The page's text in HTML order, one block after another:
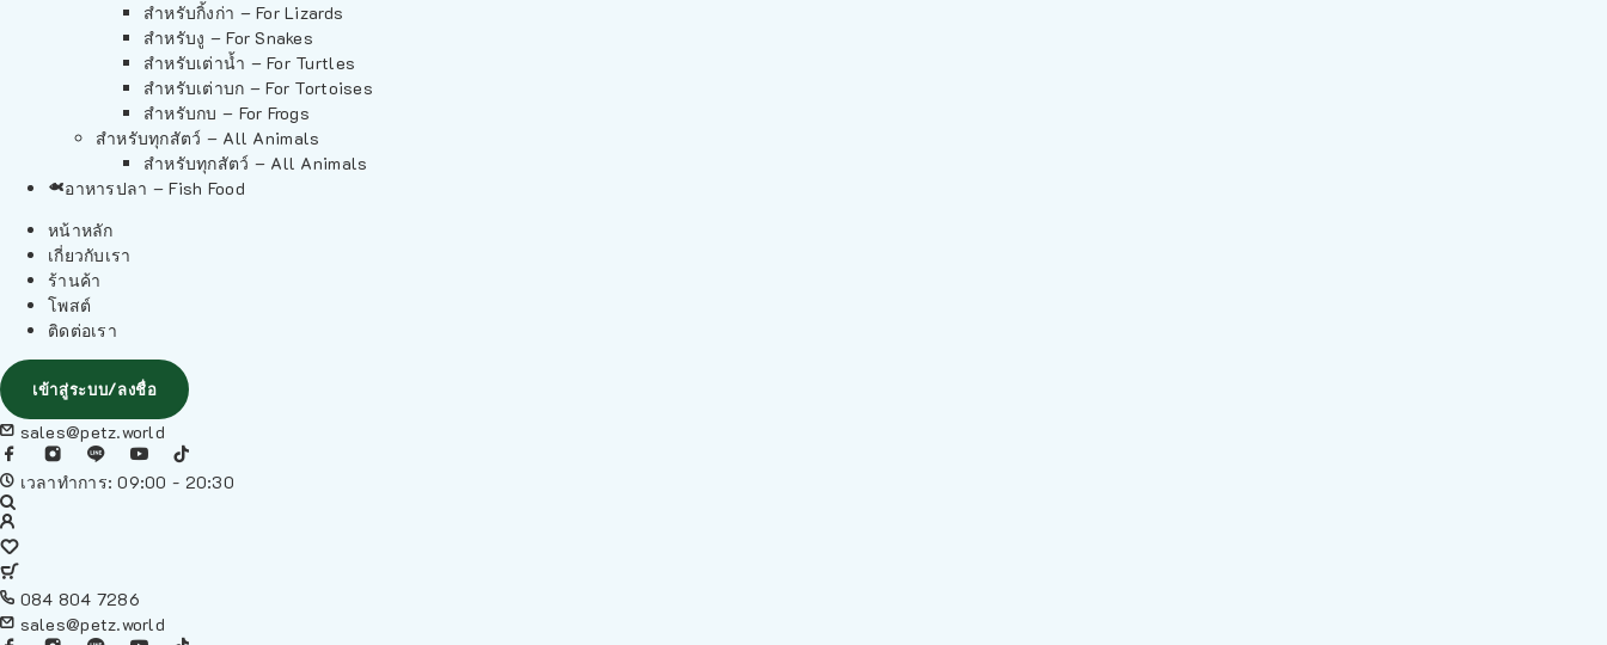
สำหรับกิ้งก่า – For Lizards
สำหรับงู – For Snakes
สำหรับเต่าน้ำ – For Turtles
สำหรับเต่าบก – For Tortoises
สำหรับกบ – For Frogs
สำหรับทุกสัตว์ – All Animals
สำหรับทุกสัตว์ – All Animals
อาหารปลา – Fish Food
หน้าหลัก
เกี่ยวกับเรา
ร้านค้า
โพสต์
ติดต่อเรา
เข้าสู่ระบบ/ลงชื่อ
sales@petz.world
เวลาทำการ: 09:00 - 20:30
084 804 7286
sales@petz.world